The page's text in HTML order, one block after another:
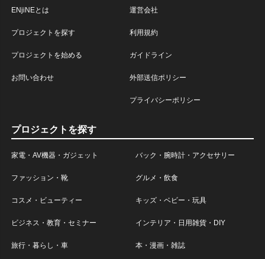
ENjiNEとは
プロジェクトを探す
プロジェクトを始める
お問い合わせ
運営会社
利用規約
ガイドライン
外部送信ポリシー
プライバシーポリシー
プロジェクトを探す
家電・AV機器・ガジェット バック・腕時計・アクセサリー
ファッション・靴 グルメ・飲食
コスメ・ビューティー キッズ・ベビー・玩具
ビジネス・教育・セミナー インテリア・日用雑貨・DIY
旅行・暮らし・車 本・漫画・雑誌